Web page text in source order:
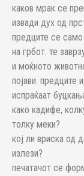
каков мрак се
извади дух од
предците се само
на грбот. те
и моќното
појави: предците
испраќаат
како кадифе,
толку меки?
кој ли вриска од
излези?
печатачот се